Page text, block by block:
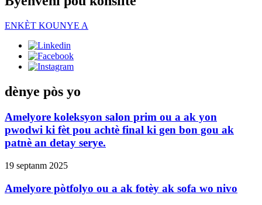
ENKÈT KOUNYE A
dènye pòs yo
Amelyore koleksyon salon prim ou a ak yon
pwodwi ki fèt pou achtè final ki gen bon gou ak
patnè an detay serye.
19 septanm 2025
Amelyore pòtfolyo ou a ak fotèy ak sofa wo nivo